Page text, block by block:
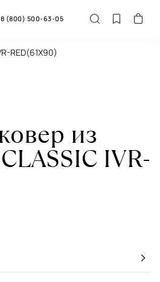
8 (800) 500-63-05
RED(61X90)
из
IVR-